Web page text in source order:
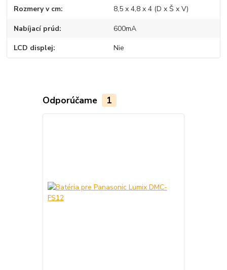
Rozmery v cm 8,5 x 4,8 x 4 (D x Š x V)
Nabíjací prúd 600mA
LCD displej Nie
Odporúčame 1